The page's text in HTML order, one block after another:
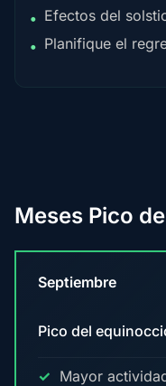
• Efectos del
• Planifique el
Meses Pico
Septiembre
Pico del
Mayor